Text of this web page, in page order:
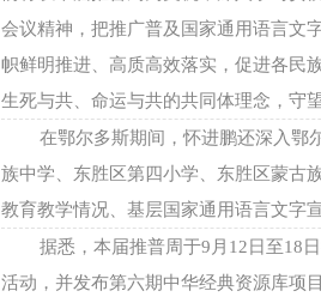
会议精神，把推广普及国家通用语言文
帜鲜明推进、高质高效落实，促进各民
生死与共、命运与共的共同体理念，守
在鄂尔多斯期间，怀进鹏还深入鄂
族中学、东胜区第四小学、东胜区蒙古
教育教学情况、基层国家通用语言文字
据悉，本届推普周于9月12日至18
活动，并发布第六期中华经典资源库项